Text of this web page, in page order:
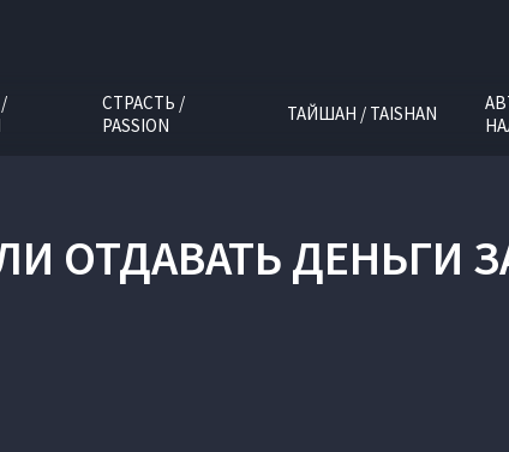
СТРАСТЬ /
PASSION
ТАЙШАН / TAISHAN
ОТДАВАТЬ ДЕНЬГИ